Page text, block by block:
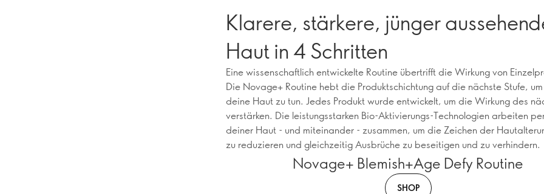
Klarere, stärkere, jünger
Haut in 4 Schritten
Eine wissenschaftlich entwickelte Routine übertrifft die Wirkung von
Die Novage+ Routine hebt die Produktschichtung auf die nächste Stufe, um
deine Haut zu tun. Jedes Produkt wurde entwickelt, um die Wirkung des
verstärken. Die leistungsstarken Bio-Aktivierungs-Technologien arbeiten
deiner Haut - und miteinander - zusammen, um die Zeichen der
zu reduzieren und gleichzeitig Ausbrüche zu beseitigen und zu verhindern.
Novage+ Blemish+Age Defy Routine
SHOP